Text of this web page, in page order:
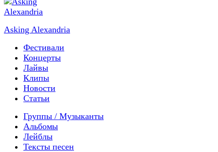
Asking Alexandria
Фестивали
Концерты
Лайвы
Клипы
Новости
Статьи
Группы / Музыканты
Альбомы
Лейблы
Тексты песен